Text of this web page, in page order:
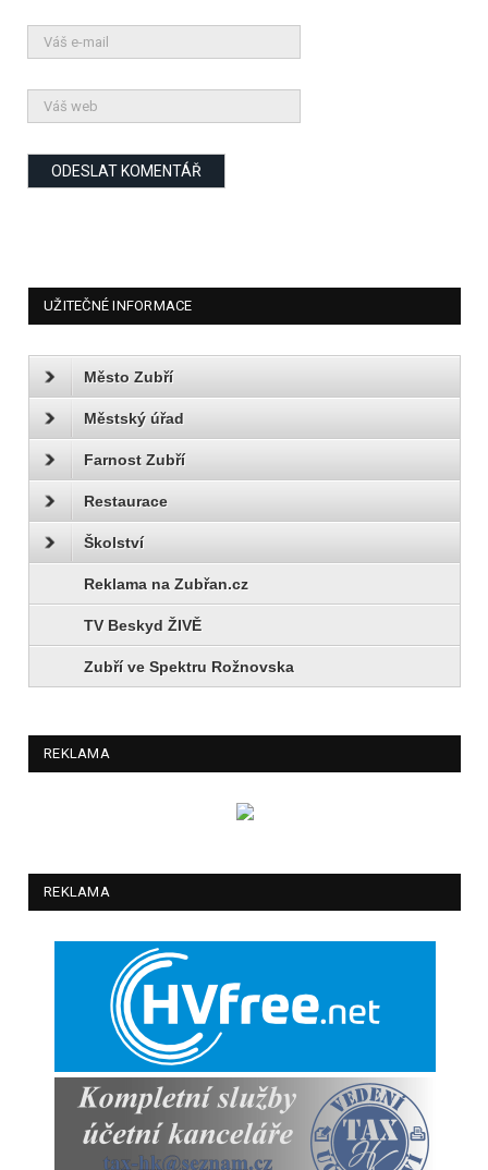
UŽITEČNÉ INFORMACE
Město Zubří
Městský úřad
Farnost Zubří
Restaurace
Školství
Reklama na Zubřan.cz
TV Beskyd ŽIVĚ
Zubří ve Spektru Rožnovska
REKLAMA
REKLAMA